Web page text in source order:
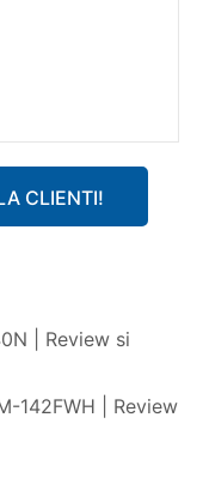
CLIENTI!
| Review si
142FWH | Review